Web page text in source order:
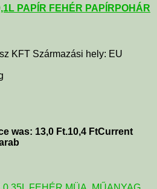
PAPÍR FEHÉR PAPÍRPOHÁR
KFT Származási hely: EU
was: 13,0 Ft.10,4 FtCurrent